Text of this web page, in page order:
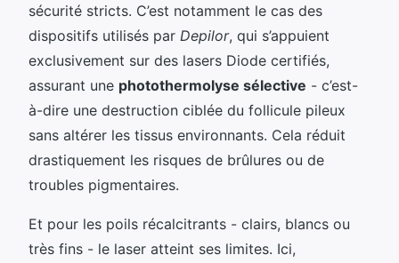
sécurité stricts. C’est notamment le cas des
dispositifs utilisés par Depilor, qui s’appuient
exclusivement sur des lasers Diode certifiés,
assurant une photothermolyse sélective - c’est-
à-dire une destruction ciblée du follicule pileux
sans altérer les tissus environnants. Cela réduit
drastiquement les risques de brûlures ou de
troubles pigmentaires.
Et pour les poils récalcitrants - clairs, blancs ou
très fins - le laser atteint ses limites. Ici,